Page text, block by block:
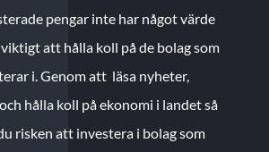
pengar inte har något värde
att hålla koll på de bolag som
i. Genom att läsa nyheter,
hålla koll på ekonomi i landet så
risken att investera i bolag som